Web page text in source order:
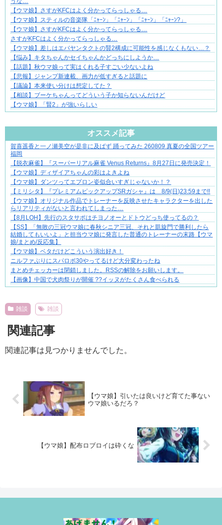
【ウマ娘】さすがKFCはよく分かってらっしゃる…
【ウマ娘】スティルの音楽隊「ﾆｬｰﾝ」「ﾆｬｰﾝ」「ﾆｬｰﾝ」「ﾆｬｰﾝ?」
【ウマ娘】さすがKFCはよく分かってらっしゃる…
さすがKFCはよく分かってらっしゃる…
【ウマ娘】差しはエバヤンタクトの賢2構成に可能性を感じなくもない…？
【悩み】キタちゃんかセイちゃんかどっちにしようか…
【話題】秋ウマ娘って実はくれる子すごい少ないよね
【悲報】ジャンプ新連載、画力が低すぎると話題に
【議論】本来使い分けは想定してた？
【相談】ブーケちゃんってどういう子か知らないんだけど
【ウマ娘】「賢2」が強いらしい
オススメ記事
恋は疑惑に染まり、狂気へ変わる
賀喜遥香と一ノ瀬美空が是非に及ばず 踊ってみた 260809 真夏の全国ツアー
福岡
【脱衣麻雀】『スーパーリアル麻雀 Venus Returns』8月27日に発売決定！
【ウマ娘】ディザイアちゃんの彩はよきよね
【ウマ娘】ダンツってエプロン姿似合いすぎじゃないか！？
【ミリシタ】『プレミアムピックアップSRガシャ』は 8/9(日)23:59まで!!
【ウマ娘】オリジナル作品でトレーナーを反映させたキャラクターを出した
らリアリティがないと言われてしまった…
【8月LOH】先行のスタサポはチヨノオーとドトウどっち使ってるの？
【SS】「無敗の三冠ウマ娘に春秋シニア三冠、それと凱旋門で勝利したら
結婚してもいいよ」と担当ウマ娘に発言した普通のトレーナーの末路【ウマ
娘/まとめ/反応集】
【ウマ娘】ベタだけどこういう演出好き！
ニルファぶりにスパロボ30やってるけど大分変わったね
まとめチェッカーは閉鎖しました。RSSの解除をお願いします。
【画像】中国で犬肉祭りが開催 ??イッヌがたくさん食べられる
雑談 雑談
関連記事
関連記事は見つかりませんでした。
【ウマ娘】引いたは良いけど育てた事ない
ウマ娘いるだろ？
【ウマ娘】配布ロブロイは砕くな